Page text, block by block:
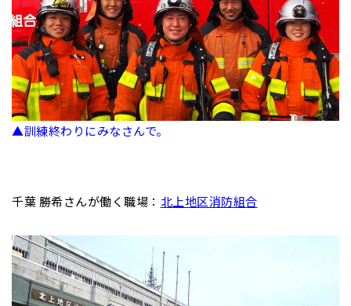
▲訓練終わりにみなさんで。
千葉 勝希さんが働く職場： 北上地区消防組合